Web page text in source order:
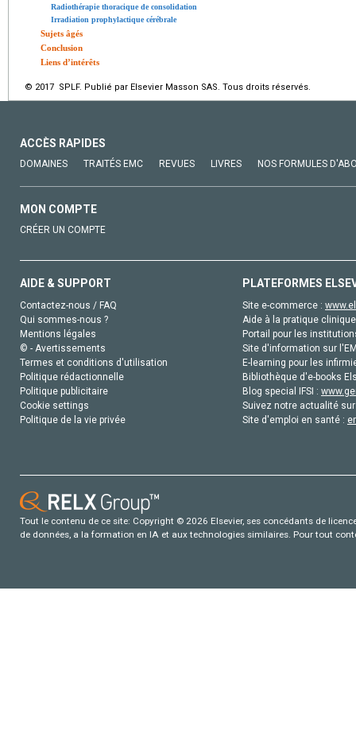
Radiothérapie thoracique de consolidation
Irradiation prophylactique cérébrale
Sujets âgés
Conclusion
Liens d’intérêts
© 2017 SPLF. Publié par Elsevier Masson SAS. Tous droits réservés.
ACCÈS RAPIDES
DOMAINES TRAITÉS EMC REVUES LIVRES NOS FORMULES
MON COMPTE
CRÉER UN COMPTE
AIDE & SUPPORT
Contactez-nous / FAQ
Qui sommes-nous ?
Mentions légales
© - Avertissements
Termes et conditions d'utilisation
Politique rédactionnelle
Politique publicitaire
Cookie settings
Politique de la vie privée
PLATEFORMES
Site e-commerce :
Aide à la pratique
Portail pour les
Site d'information sur
E-learning pour les
Bibliothèque d'e-books
Blog special IFSI :
Suivez notre actualité
Site d'emploi en santé :
Tout le contenu de ce site: Copyright © 2026 Elsevier, ses concédants de
de données, a la formation en IA et aux technologies similaires. Pour tout